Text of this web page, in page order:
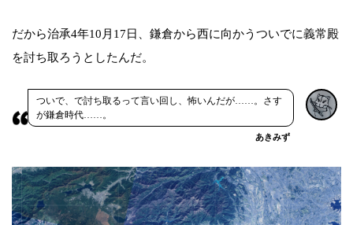
だから治承4年10月17日、鎌倉から西に向かうついでに義常殿
を討ち取ろうとしたんだ。
ついで、で討ち取るって言い回し、怖いんだが……。さす
が鎌倉時代……。
あきみず